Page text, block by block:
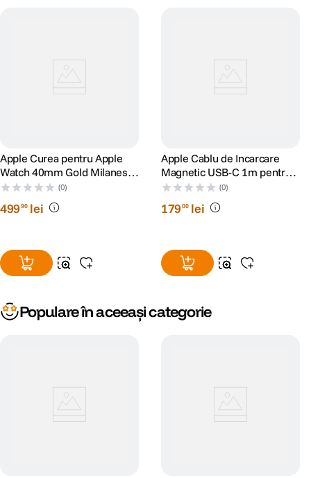
Apple Curea pentru Apple
Watch 40mm Gold Milanese
Loop
(0)
49990 lei
Apple Cablu de Incarcare
Magnetic USB-C 1m pentru
Apple Watch(0)
17900 lei
Populare în aceeași categorie